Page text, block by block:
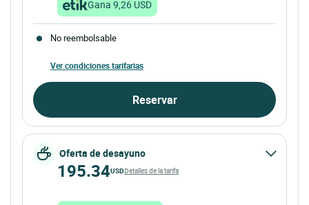
Gana 9,26 USD
No reembolsable
Ver condiciones tarifarias
Reservar
Oferta de desayuno
195.34USDDetalles de la tarifa